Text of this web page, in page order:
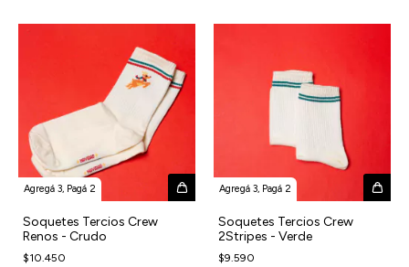
Agregá 3, Pagá 2
Soquetes Tercios Crew
Renos - Crudo
$10.450
Agregá 3, Pagá 2
Soquetes Tercios Crew
2Stripes - Verde
$9.590